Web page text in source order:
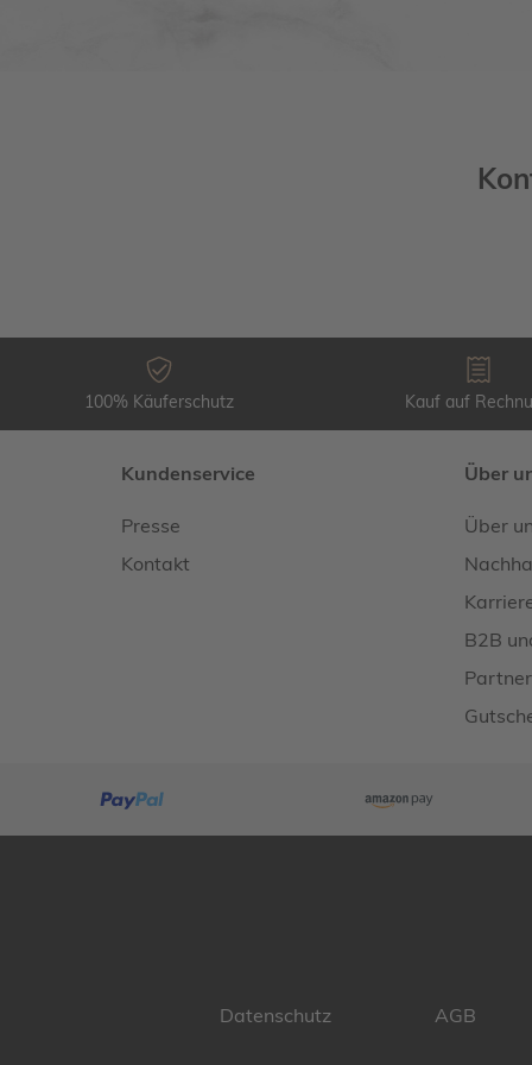
100% Käuferschutz Kauf auf
Kundenservice
Presse
Kontakt
Über
Über
B2B
Datenschutz AGB